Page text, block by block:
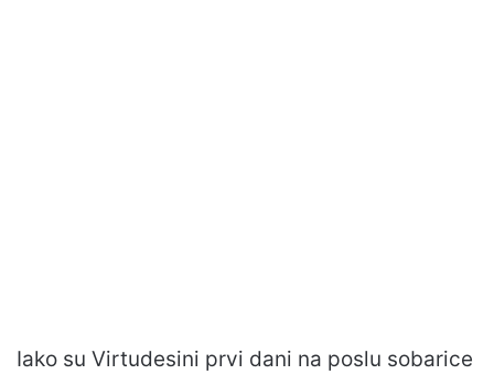
Iako su Virtudesini prvi dani na poslu sobarice